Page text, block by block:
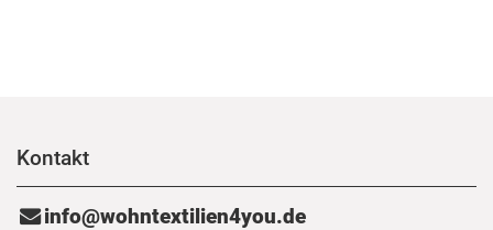
Kontakt
info@wohntextilien4you.de